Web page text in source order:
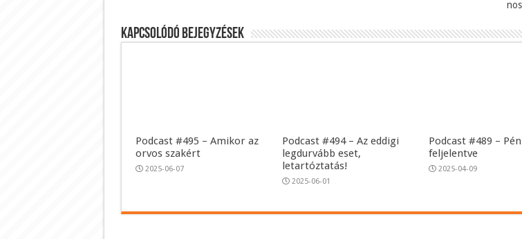
Kapcsolódó bejegyzések
Podcast #495 – Amikor az
orvos szakért
2025-06-07
Podcast #494 – Az eddigi
legdurvább eset,
letartóztatás!
2025-06-01
Podcast #489 –
feljelentve
2025-04-09